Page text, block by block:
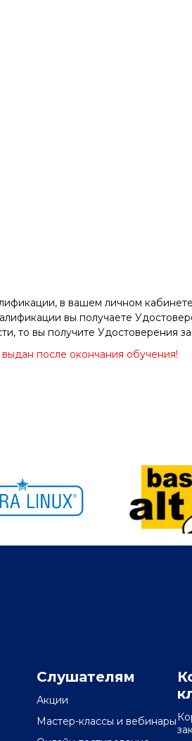
в вашем личном
вы получаете
то вы получите Удостоверения
после окончания обучения!
Слушателям
Акции
Мастер-классы и вебинары